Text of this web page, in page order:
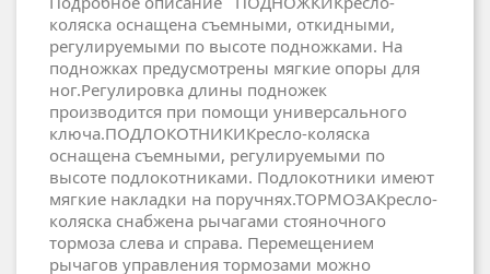
коляска оснащена съемными, откидными,
регулируемыми по высоте подножками. На
подножках предусмотрены мягкие опоры для
ног.Регулировка длины подножек
производится при помощи универсального
ключа.ПОДЛОКОТНИКИКресло-коляска
оснащена съемными, регулируемыми по
высоте подлокотниками. Подлокотники имеют
мягкие накладки на поручнях.ТОРМОЗАКресло-
коляска снабжена рычагами стояночного
тормоза слева и справа. Перемещением
рычагов управления тормозами можно